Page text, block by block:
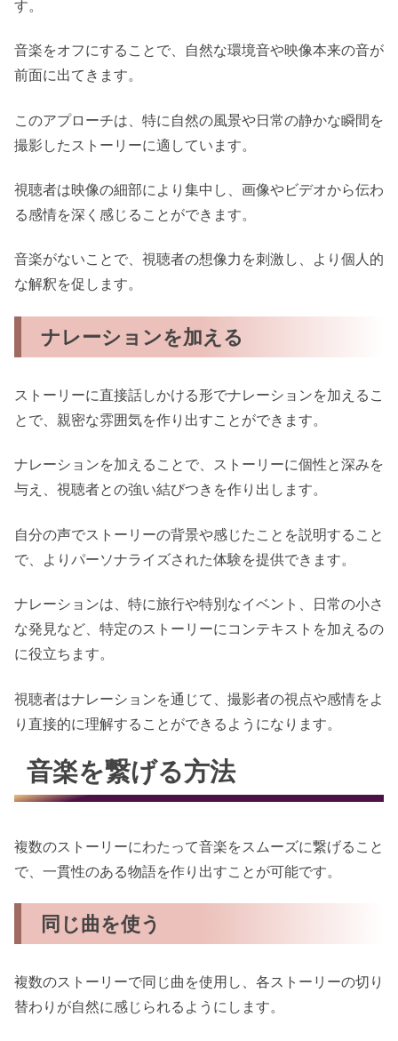
す。
音楽をオフにすることで、自然な環境音や映像本来の音が
前面に出てきます。
このアプローチは、特に自然の風景や日常の静かな瞬間を
撮影したストーリーに適しています。
視聴者は映像の細部により集中し、画像やビデオから伝わ
る感情を深く感じることができます。
音楽がないことで、視聴者の想像力を刺激し、より個人的
な解釈を促します。
ナレーションを加える
ストーリーに直接話しかける形でナレーションを加えるこ
とで、親密な雰囲気を作り出すことができます。
ナレーションを加えることで、ストーリーに個性と深みを
与え、視聴者との強い結びつきを作り出します。
自分の声でストーリーの背景や感じたことを説明すること
で、よりパーソナライズされた体験を提供できます。
ナレーションは、特に旅行や特別なイベント、日常の小さ
な発見など、特定のストーリーにコンテキストを加えるの
に役立ちます。
視聴者はナレーションを通じて、撮影者の視点や感情をよ
り直接的に理解することができるようになります。
音楽を繋げる方法
複数のストーリーにわたって音楽をスムーズに繋げること
で、一貫性のある物語を作り出すことが可能です。
同じ曲を使う
複数のストーリーで同じ曲を使用し、各ストーリーの切り
替わりが自然に感じられるようにします。